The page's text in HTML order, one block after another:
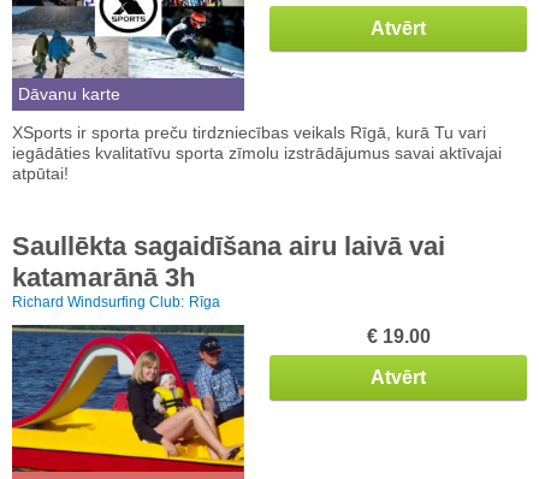
Dāvanu karte
Atvērt
XSports ir sporta preču tirdzniecības veikals Rīgā, kurā Tu vari
iegādāties kvalitatīvu sporta zīmolu izstrādājumus savai aktīvajai
atpūtai!
Saullēkta sagaidīšana airu laivā vai
katamarānā 3h
Richard Windsurfing Club: Rīga
€ 19.00
Atvērt